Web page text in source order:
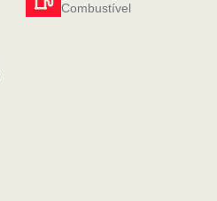
Combustível